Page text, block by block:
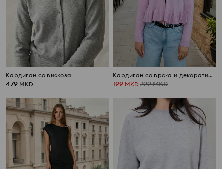
Кардиган со вискоза
479 MKD
Кардиган со врска и декоративни волани
199 MKD 799MKD